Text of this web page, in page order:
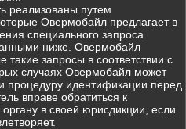
реализованы путем
Овермобайл предлагает в
специального запроса
ниже. Овермобайл
запросы в соответствии с
случаях Овермобайл может
процедуру идентификации перед
вправе обратиться к
в своей юрисдикции, если